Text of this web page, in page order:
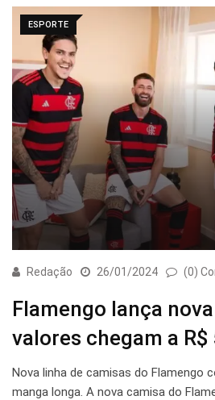
ESPORTE
Redação 26/01/2024 (0)
Flamengo lança
valores chegam a R$
Nova linha de camisas do Flamengo
manga longa. A nova camisa do